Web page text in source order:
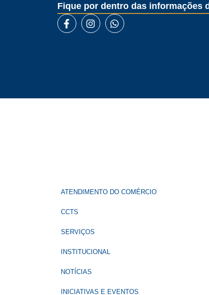
Fique por dentro das informações
ATENDIMENTO DO COMÉRCIO
CCTS
SERVIÇOS
INSTITUCIONAL
NOTÍCIAS
INICIATIVAS E EVENTOS